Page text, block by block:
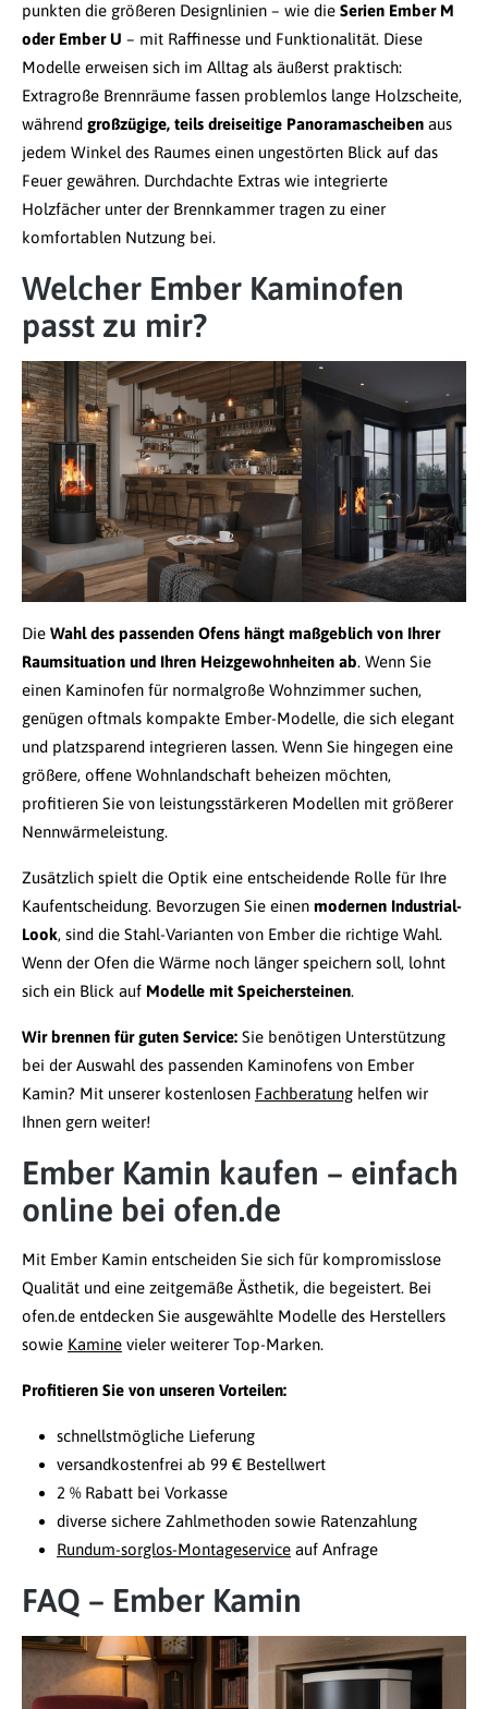
punkten die größeren Designlinien – wie die Serien Ember M
oder Ember U – mit Raffinesse und Funktionalität. Diese
Modelle erweisen sich im Alltag als äußerst praktisch:
Extragroße Brennräume fassen problemlos lange Holzscheite,
während großzügige, teils dreiseitige Panoramascheiben aus
jedem Winkel des Raumes einen ungestörten Blick auf das
Feuer gewähren. Durchdachte Extras wie integrierte
Holzfächer unter der Brennkammer tragen zu einer
komfortablen Nutzung bei.
Welcher Ember Kaminofen
passt zu mir?
Die Wahl des passenden Ofens hängt maßgeblich von Ihrer
Raumsituation und Ihren Heizgewohnheiten ab. Wenn Sie
einen Kaminofen für normalgroße Wohnzimmer suchen,
genügen oftmals kompakte Ember-Modelle, die sich elegant
und platzsparend integrieren lassen. Wenn Sie hingegen eine
größere, offene Wohnlandschaft beheizen möchten,
profitieren Sie von leistungsstärkeren Modellen mit größerer
Nennwärmeleistung.
Zusätzlich spielt die Optik eine entscheidende Rolle für Ihre
Kaufentscheidung. Bevorzugen Sie einen modernen Industrial-
Look, sind die Stahl-Varianten von Ember die richtige Wahl.
Wenn der Ofen die Wärme noch länger speichern soll, lohnt
sich ein Blick auf Modelle mit Speichersteinen.
Wir brennen für guten Service: Sie benötigen Unterstützung
bei der Auswahl des passenden Kaminofens von Ember
Kamin? Mit unserer kostenlosen Fachberatung helfen wir
Ihnen gern weiter!
Ember Kamin kaufen – einfach
online bei ofen.de
Mit Ember Kamin entscheiden Sie sich für kompromisslose
Qualität und eine zeitgemäße Ästhetik, die begeistert. Bei
ofen.de entdecken Sie ausgewählte Modelle des Herstellers
sowie Kamine vieler weiterer Top-Marken.
Profitieren Sie von unseren Vorteilen:
schnellstmögliche Lieferung
versandkostenfrei ab 99 € Bestellwert
2 % Rabatt bei Vorkasse
diverse sichere Zahlmethoden sowie Ratenzahlung
Rundum-sorglos-Montageservice auf Anfrage
FAQ – Ember Kamin